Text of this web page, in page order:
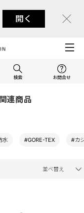
開く
検索 お問合せ
連商品
水 #GORE-TEX #カ
並べ替え